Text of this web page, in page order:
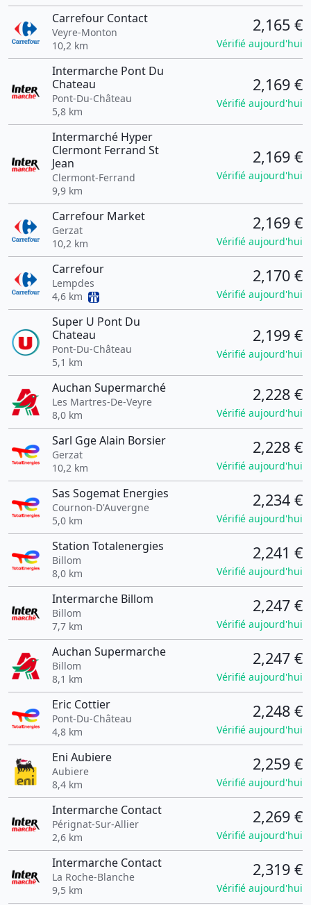
Carrefour Contact
Veyre-Monton
10,2 km
2,165 €
Vérifié aujourd'hui
Intermarche Pont Du
Chateau
Pont-Du-Château
5,8 km
2,169 €
Vérifié aujourd'hui
Intermarché Hyper
Clermont Ferrand St
Jean
Clermont-Ferrand
9,9 km
2,169 €
Vérifié aujourd'hui
Carrefour Market
Gerzat
10,2 km
2,169 €
Vérifié aujourd'hui
Carrefour
Lempdes
4,6 km
2,170 €
Vérifié aujourd'hui
Super U Pont Du
Chateau
Pont-Du-Château
5,1 km
2,199 €
Vérifié aujourd'hui
Auchan Supermarché
Les Martres-De-Veyre
8,0 km
2,228 €
Vérifié aujourd'hui
Sarl Gge Alain Borsier
Gerzat
10,2 km
2,228 €
Vérifié aujourd'hui
Sas Sogemat Energies
Cournon-D'Auvergne
5,0 km
2,234 €
Vérifié aujourd'hui
Station Totalenergies
Billom
8,0 km
2,241 €
Vérifié aujourd'hui
Intermarche Billom
Billom
7,7 km
2,247 €
Vérifié aujourd'hui
Auchan Supermarche
Billom
8,1 km
2,247 €
Vérifié aujourd'hui
Eric Cottier
Pont-Du-Château
4,8 km
2,248 €
Vérifié aujourd'hui
Eni Aubiere
Aubiere
8,4 km
2,259 €
Vérifié aujourd'hui
Intermarche Contact
Pérignat-Sur-Allier
2,6 km
2,269 €
Vérifié aujourd'hui
Intermarche Contact
La Roche-Blanche
9,5 km
2,319 €
Vérifié aujourd'hui